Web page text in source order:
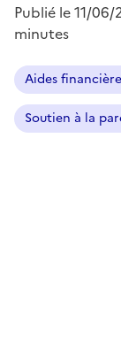
Publié le11/06/
minutes
Aides
Soutien à la